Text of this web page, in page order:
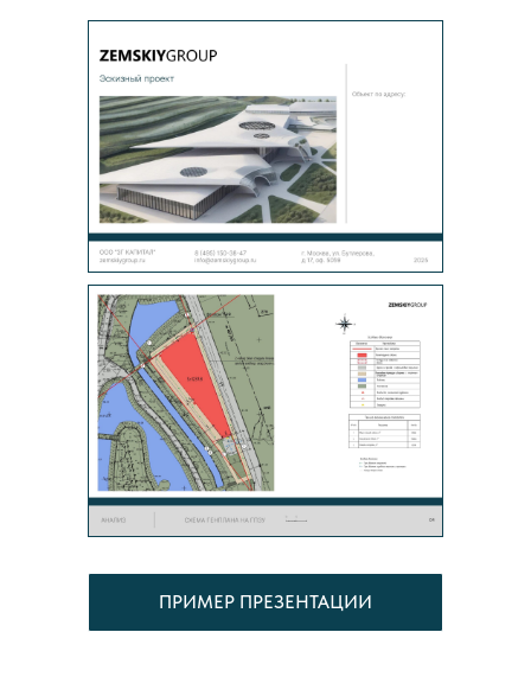
ПРИМЕР ПРЕЗЕНТАЦИИ